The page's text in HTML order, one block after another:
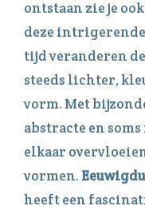
ontstaan zie je
deze
tijd veranderen
steeds lichter,
vorm. Met
abstracte en
elkaar
vormen.
heeft een